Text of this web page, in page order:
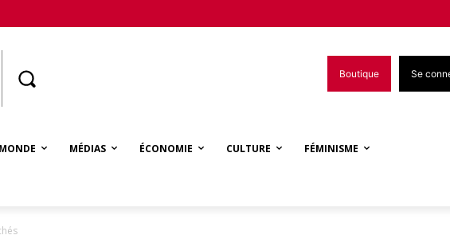
Boutique Se
MONDE MÉDIAS ÉCONOMIE CULTURE FÉMINISME